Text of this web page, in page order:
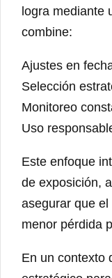
logra mediante
combine:
Ajustes en
Selección
Monitoreo
Uso
Este enfoque
de exposición,
asegurar que
menor pérdida
En un contexto